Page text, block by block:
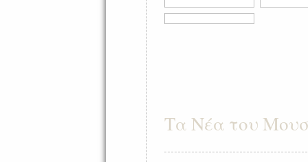
Τα Νέα του